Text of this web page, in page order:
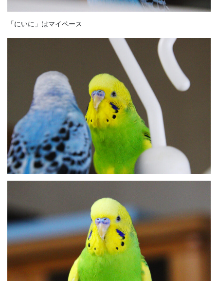
「にいに」はマイペース